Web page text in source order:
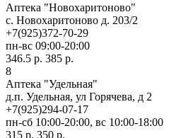
Аптека "Новохаритоново"
c. Новохаритоново д. 203/2
+7(925)372-70-29
пн-вс 09:00-20:00
346.5 р. 385 р.
8
Аптека "Удельная"
д.п. Удельная, ул Горячева, д 2
+7(925)294-07-17
пн-сб 10:00-20:00, вс 10:00-18:00
315 р. 350 р.